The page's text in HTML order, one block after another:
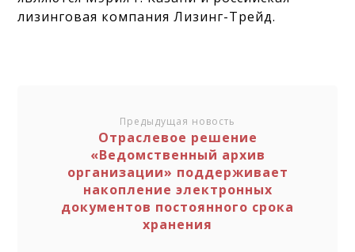
лизинговая компания Лизинг-Трейд.
Предыдущая новость
Отраслевое решение
«Ведомственный архив
организации» поддерживает
накопление электронных
документов постоянного срока
хранения